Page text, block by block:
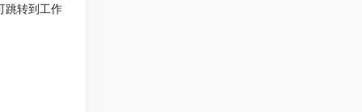
跳转到工作